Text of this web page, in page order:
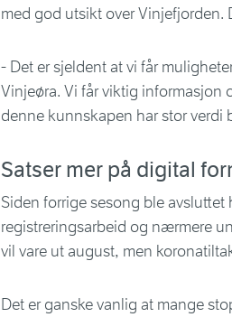
med god utsikt over Vinjefjorden.
- Det er sjeldent at vi får
Vinjeøra. Vi får viktig informasjon
denne kunnskapen har stor verdi
Satser mer på digital
Siden forrige sesong ble
registreringsarbeid og nærmere
vil vare ut august, men
Det er ganske vanlig at mange